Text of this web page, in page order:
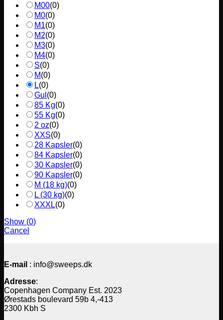
M00(0)
M0(0)
M1(0)
M2(0)
M3(0)
M4(0)
S(0)
M(0)
L(0)
Gul (0)
85 Kg(0)
55 Kg(0)
2 oz(0)
XXS(0)
28 Kapsler(0)
84 Kapsler(0)
30 Kapsler(0)
90 Kapsler(0)
M (18 kg)(0)
L (30 kg)(0)
XXXL(0)
Show (0)
Cancel
E-mail : info@sweeps.dk
Adresse:
Copenhagen Company Est. 2023
Ørestads boulevard 59b 4,-413
2300 Kbh S